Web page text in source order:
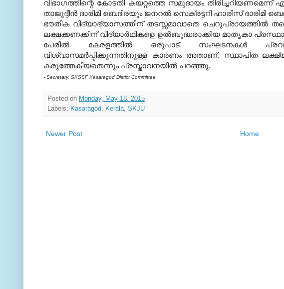
വിഭാഗത്തിന്റെ കോടതി കയറ്റത്തെ സമുദായം
താജുദ്ദീന്‍ ദാരിമി ബെദിരയും ജനറല്‍ സെക്രട്ടറി ഹാരിസ്
ഭൗതിക വിദ്യാഭ്യാസത്തിന് തടസ്സമാവാതെ ചെറുപ്രായത്തില്‍
ലക്ഷക്കണക്കിന് വിദ്യാര്‍ഥികളെ ഉല്‍ബുദ്ധരാക്കിയ മാതൃകാ
പേരില്‍ കേരളത്തില്‍ ഒരുപാട് സംഘടനകള്‍
വിശ്വാസമര്‍പ്പിക്കുന്നതിനുള്ള കാരണം അതാണ്. സ്ഥാപിത
കരുത്തേകിയതെന്നും പ്രസ്താവനയില്‍ പറഞ്ഞു.
- Secretary, SKSSF Kasaragod Distict Committee
Posted on Monday, May 18, 2015
Labels: Kasaragod Kerala SKJU
Newer Post Home